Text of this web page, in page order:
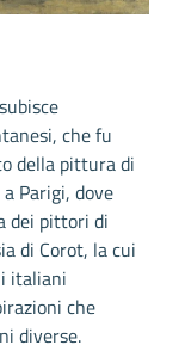
che fu
della pittura di
Parigi, dove
dei pittori di
di Corot, la cui
italiani
che
diverse.